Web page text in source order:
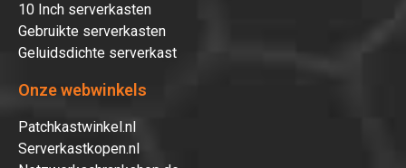
10 Inch serverkasten
Gebruikte serverkasten
Geluidsdichte serverkast
Onze webwinkels
Patchkastwinkel.nl
Serverkastkopen.nl